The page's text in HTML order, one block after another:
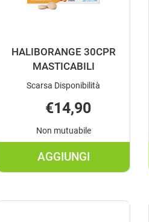
HALIBORANGE 30CPR
MASTICABILI
Scarsa Disponibilità
€14,90
Non mutuabile
AGGIUNGI
AGGIUNGI
MASTICABILI AL